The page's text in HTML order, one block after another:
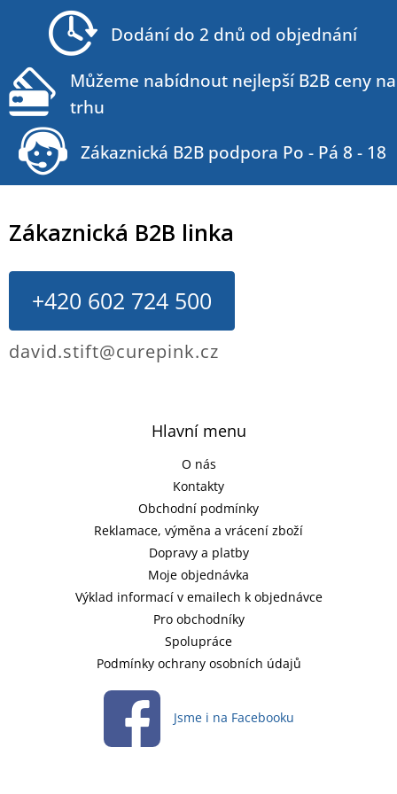
Hlavní menu
O nás
Kontakty
Obchodní podmínky
Reklamace, výměna a vrácení zboží
Dopravy a platby
Moje objednávka
Výklad informací v emailech k objednávce
Pro obchodníky
Spolupráce
Podmínky ochrany osobních údajů
Jsme i na Facebooku
Zákaznická B2B linka
+420 602 724 500
david.stift@curepink.cz
Dodání do 2 dnů od objednání
Můžeme nabídnout nejlepší B2B ceny na
trhu
Zákaznická B2B podpora Po - Pá 8 - 18